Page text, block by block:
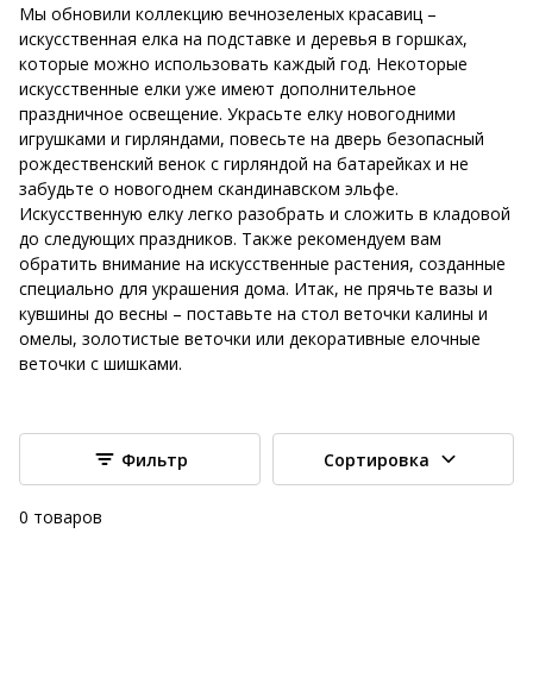
Мы обновили коллекцию вечнозеленых красавиц –
искусственная елка на подставке и деревья в горшках,
которые можно использовать каждый год. Некоторые
искусственные елки уже имеют дополнительное
праздничное освещение. Украсьте елку новогодними
игрушками и гирляндами, повесьте на дверь безопасный
рождественский венок с гирляндой на батарейках и не
забудьте о новогоднем скандинавском эльфе.
Искусственную елку легко разобрать и сложить в кладовой
до следующих праздников. Также рекомендуем вам
обратить внимание на искусственные растения, созданные
специально для украшения дома. Итак, не прячьте вазы и
кувшины до весны – поставьте на стол веточки калины и
омелы, золотистые веточки или декоративные елочные
веточки с шишками.
Фильтр Сортировка
0 товаров